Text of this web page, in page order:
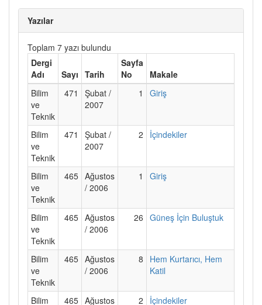
Yazılar
Toplam 7 yazı bulundu
Dergi
Adı
Sayı Tarih
Sayfa
No
Makale
Bilim
ve
Teknik
471
Şubat /
2007
1 Giriş
Bilim
ve
Teknik
471
Şubat /
2007
2 İçindekiler
Bilim
ve
Teknik
465 Ağustos
/ 2006
1 Giriş
Bilim
ve
Teknik
465 Ağustos
/ 2006
26 Güneş İçin Buluştuk
Bilim
ve
Teknik
465 Ağustos
/ 2006
8
Hem Kurtarıcı, Hem
Katil
Bilim 465 Ağustos 2 İçindekiler